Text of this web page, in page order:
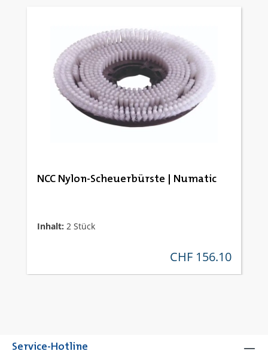
NCC Nylon-Scheuerbürste | Numatic
Inhalt: 2 Stück
regulärer preis:
CHF 156.10
Service-Hotline